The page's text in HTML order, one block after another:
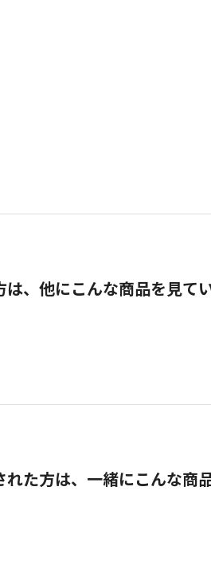
は、他にこんな商品を見て
た方は、一緒にこんな商